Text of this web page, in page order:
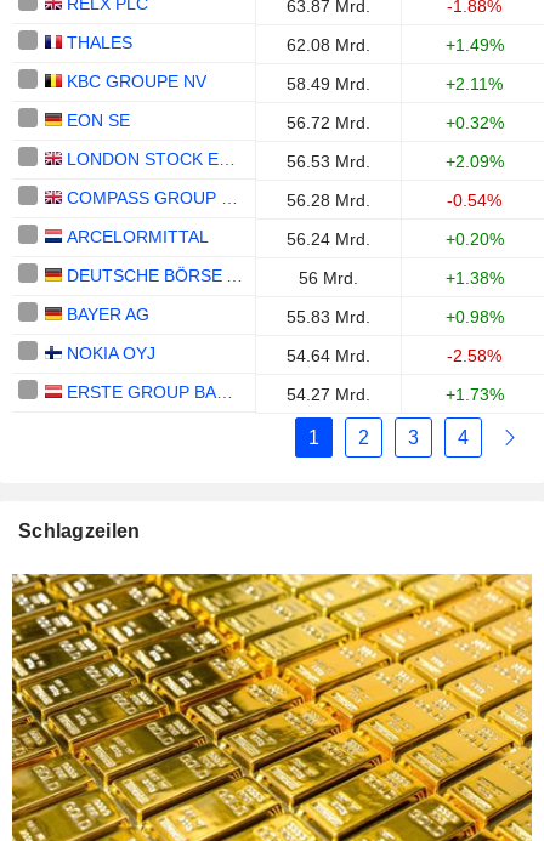
63.87 Mrd.
-1.88%
THALES
62.08 Mrd.
+1.49%
KBC GROUPE NV
58.49 Mrd.
+2.11%
EON SE
56.72 Mrd.
+0.32%
56.53 Mrd.
+2.09%
56.28 Mrd.
-0.54%
ARCELORMITTAL
56.24 Mrd.
+0.20%
56 Mrd.
+1.38%
BAYER AG
55.83 Mrd.
+0.98%
NOKIA OYJ
54.64 Mrd.
-2.58%
54.27 Mrd. +1.73%
1 2 3 4
Schlagzeilen